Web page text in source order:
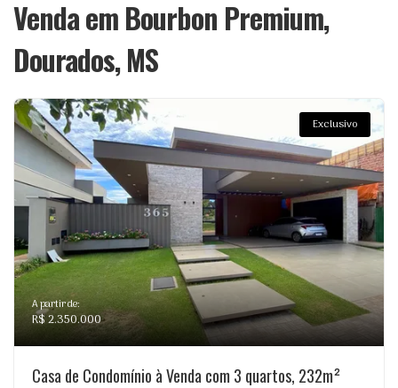
Venda em Bourbon Premium,
Dourados, MS
Exclusivo
A partir de:
R$ 2.350.000
Casa de Condomínio à Venda com 3 quartos, 232m²